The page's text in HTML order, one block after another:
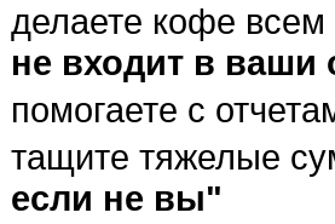
делаете кофе всем
не входит в ваши
помогаете с
тащите тяжелые
если не вы"